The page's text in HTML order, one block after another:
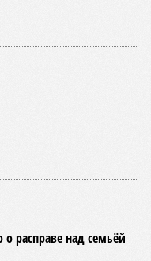
о расправе над семьёй